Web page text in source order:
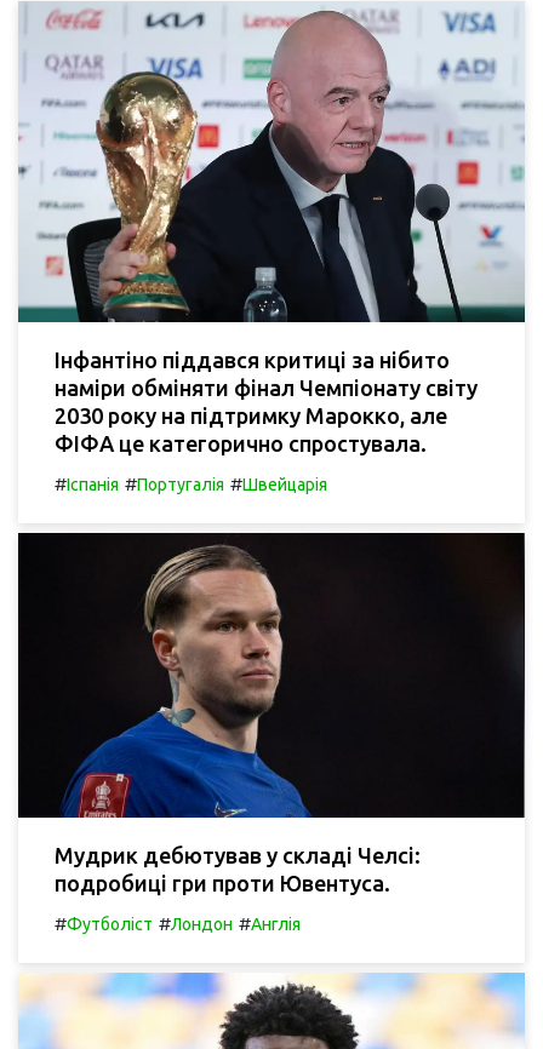
Інфантіно піддався критиці за нібито
наміри обміняти фінал Чемпіонату світу
2030 року на підтримку Марокко, але
ФІФА це категорично спростувала.
#Іспанія #Португалія #Швейцарія
Мудрик дебютував у складі Челсі:
подробиці гри проти Ювентуса.
#Футболіст #Лондон #Англія